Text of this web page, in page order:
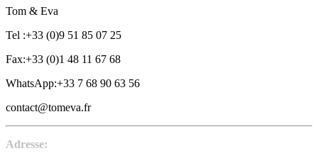
Tom & Eva
Tel :+33 (0)9 51 85 07 25
Fax:+33 (0)1 48 11 67 68
WhatsApp:+33 7 68 90 63 56
contact@tomeva.fr
Adresse: